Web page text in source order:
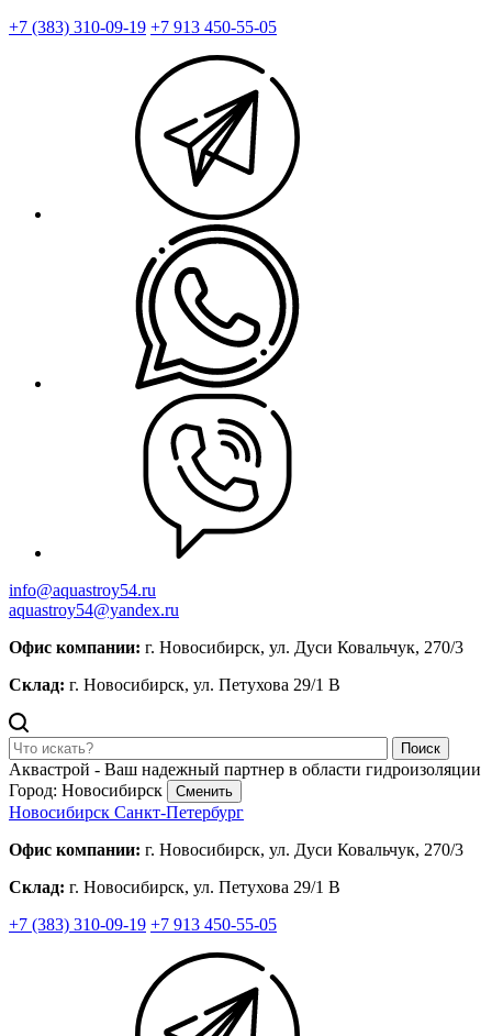
+7 (383) 310-09-19 +7 913 450-55-05
info@aquastroy54.ru
aquastroy54@yandex.ru
Офис компании: г. Новосибирск, ул. Дуси Ковальчук, 270/3
Склад: г. Новосибирск, ул. Петухова 29/1 В
Поиск
Аквастрой - Ваш надежный партнер в области гидроизоляции
Город: Новосибирск
Сменить
Новосибирск Санкт-Петербург
Офис компании: г. Новосибирск, ул. Дуси Ковальчук, 270/3
Склад: г. Новосибирск, ул. Петухова 29/1 В
+7 (383) 310-09-19 +7 913 450-55-05